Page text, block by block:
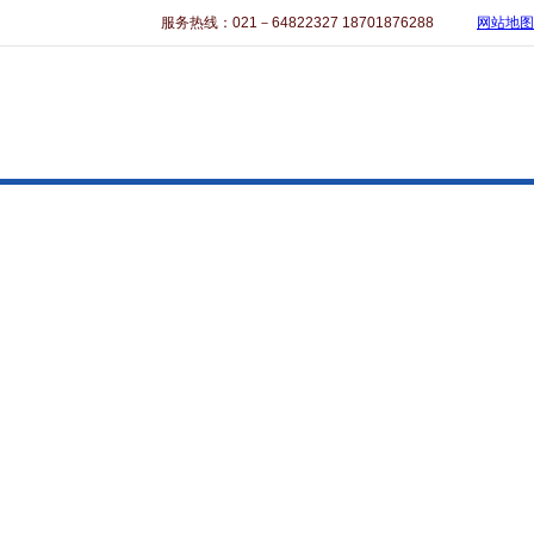
服务热线：021－64822327 18701876288 网站地图